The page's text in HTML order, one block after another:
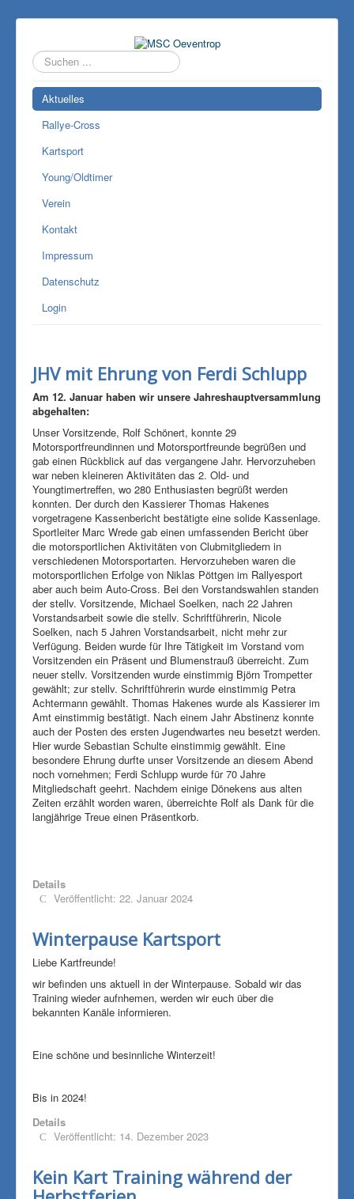
Suchen
...
Aktuelles
Rallye-Cross
Kartsport
Young/Oldtimer
Verein
Kontakt
Impressum
Datenschutz
Login
JHV mit Ehrung von Ferdi Schlupp
Am 12. Januar haben wir unsere Jahreshauptversammlung
abgehalten:
Unser Vorsitzende, Rolf Schönert, konnte 29
Motorsportfreundinnen und Motorsportfreunde begrüßen und
gab einen Rückblick auf das vergangene Jahr. Hervorzuheben
war neben kleineren Aktivitäten das 2. Old- und
Youngtimertreffen, wo 280 Enthusiasten begrüßt werden
konnten. Der durch den Kassierer Thomas Hakenes
vorgetragene Kassenbericht bestätigte eine solide Kassenlage.
Sportleiter Marc Wrede gab einen umfassenden Bericht über
die motorsportlichen Aktivitäten von Clubmitgliedern in
verschiedenen Motorsportarten. Hervorzuheben waren die
motorsportlichen Erfolge von Niklas Pöttgen im Rallyesport
aber auch beim Auto-Cross. Bei den Vorstandswahlen standen
der stellv. Vorsitzende, Michael Soelken, nach 22 Jahren
Vorstandsarbeit sowie die stellv. Schriftführerin, Nicole
Soelken, nach 5 Jahren Vorstandsarbeit, nicht mehr zur
Verfügung. Beiden wurde für Ihre Tätigkeit im Vorstand vom
Vorsitzenden ein Präsent und Blumenstrauß überreicht. Zum
neuer stellv. Vorsitzenden wurde einstimmig Björn Trompetter
gewählt; zur stellv. Schriftführerin wurde einstimmig Petra
Achtermann gewählt. Thomas Hakenes wurde als Kassierer im
Amt einstimmig bestätigt. Nach einem Jahr Abstinenz konnte
auch der Posten des ersten Jugendwartes neu besetzt werden.
Hier wurde Sebastian Schulte einstimmig gewählt. Eine
besondere Ehrung durfte unser Vorsitzende an diesem Abend
noch vornehmen; Ferdi Schlupp wurde für 70 Jahre
Mitgliedschaft geehrt. Nachdem einige Dönekens aus alten
Zeiten erzählt worden waren, überreichte Rolf als Dank für die
langjährige Treue einen Präsentkorb.
Details
Veröffentlicht: 22. Januar 2024
Winterpause Kartsport
Liebe Kartfreunde!
wir befinden uns aktuell in der Winterpause. Sobald wir das
Training wieder aufnhemen, werden wir euch über die
bekannten Kanäle informieren.
Eine schöne und besinnliche Winterzeit!
Bis in 2024!
Details
Veröffentlicht: 14. Dezember 2023
Kein Kart Training während der